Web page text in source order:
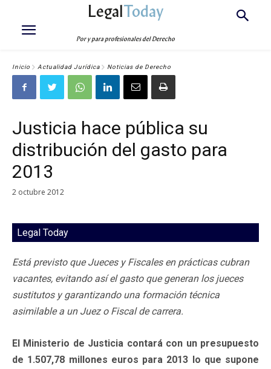
LegalToday
Por y para profesionales del Derecho
Inicio Actualidad Jurídica Noticias de Derecho
Justicia hace pública su
distribución del gasto para
2013
2 octubre 2012
Legal Today
Está previsto que Jueces y Fiscales en prácticas cubran
vacantes, evitando así el gasto que generan los jueces
sustitutos y garantizando una formación técnica
asimilable a un Juez o Fiscal de carrera.
El Ministerio de Justicia contará con un presupuesto
de 1.507,78 millones euros para 2013 lo que supone